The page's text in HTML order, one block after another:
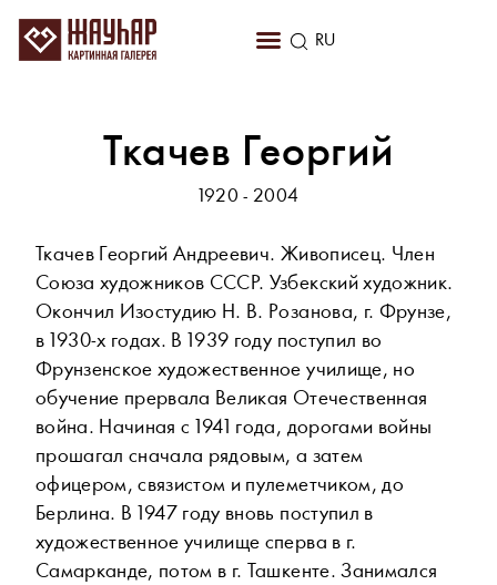
RU
EN
Ткачев Георгий
1920 - 2004
Ткачев Георгий Андреевич. Живописец. Член
Союза художников СССР. Узбекский художник.
Окончил Изостудию Н. В. Розанова, г. Фрунзе,
в 1930-х годах. В 1939 году поступил во
Фрунзенское художественное училище, но
обучение прервала Великая Отечественная
война. Начиная с 1941 года, дорогами войны
прошагал сначала рядовым, а затем
офицером, связистом и пулеметчиком, до
Берлина. В 1947 году вновь поступил в
художественное училище сперва в г.
Самарканде, потом в г. Ташкенте. Занимался